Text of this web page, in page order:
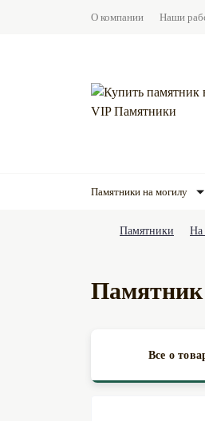
О компании Наши
Памятники на могилу
Памятники На
Памятник
Все о